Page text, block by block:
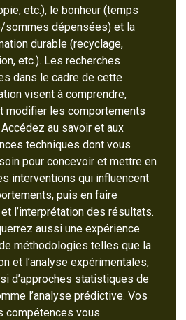
etc.), le bonheur (temps
sommes dépensées) et la
durable (recyclage,
etc.). Les recherches
dans le cadre de cette
visent à comprendre,
modifier les comportements
au savoir et aux
techniques dont vous
pour concevoir et mettre en
interventions qui influencent
puis en faire
et l’interprétation des résultats.
aussi une expérience
méthodologies telles que la
et l’analyse expérimentales,
d’approches statistiques de
l’analyse prédictive. Vos
compétences vous